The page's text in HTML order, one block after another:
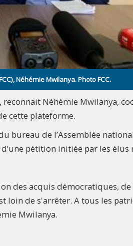
Néhémie Mwilanya. Photo FCC.
reconnait Néhémie Mwilanya,
cette plateforme.
bureau de l’Assemblée
pétition initiée par les élus
des acquis démocratiques,
loin de s'arrêter. A tous les
Mwilanya.